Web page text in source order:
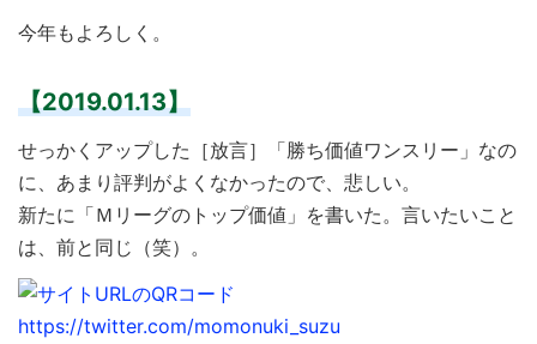
今年もよろしく。
【2019.01.13】
せっかくアップした［放言］「勝ち価値ワンスリー」なの
に、あまり評判がよくなかったので、悲しい。
新たに「Ｍリーグのトップ価値」を書いた。言いたいこと
は、前と同じ（笑）。